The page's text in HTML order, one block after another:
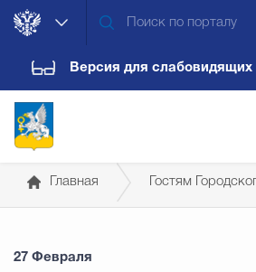
Версия для слабовидящих
Главная Гостям
27 Февраля